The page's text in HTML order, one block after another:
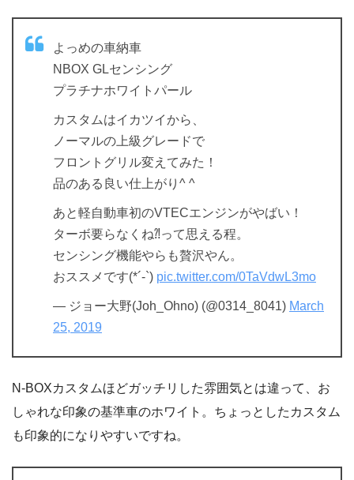
よっめの車納車
NBOX GLセンシング
プラチナホワイトパール
カスタムはイカツイから、
ノーマルの上級グレードで
フロントグリル変えてみた！
品のある良い仕上がり^ ^
あと軽自動車初のVTECエンジンがやばい！
ターボ要らなくね⁈って思える程。
センシング機能やらも贅沢やん。
おススメです(*´-`) pic.twitter.com/0TaVdwL3mo
— ジョー大野(Joh_Ohno) (@0314_8041) March
25, 2019
N-BOXカスタムほどガッチリした雰囲気とは違って、お
しゃれな印象の基準車のホワイト。ちょっとしたカスタム
も印象的になりやすいですね。